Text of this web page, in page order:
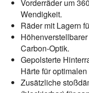
Vorderräder um
Wendigkeit.
Räder mit Lagern
Carbon-Optik.
Gepolsterte
Härte für
Zusätzliche